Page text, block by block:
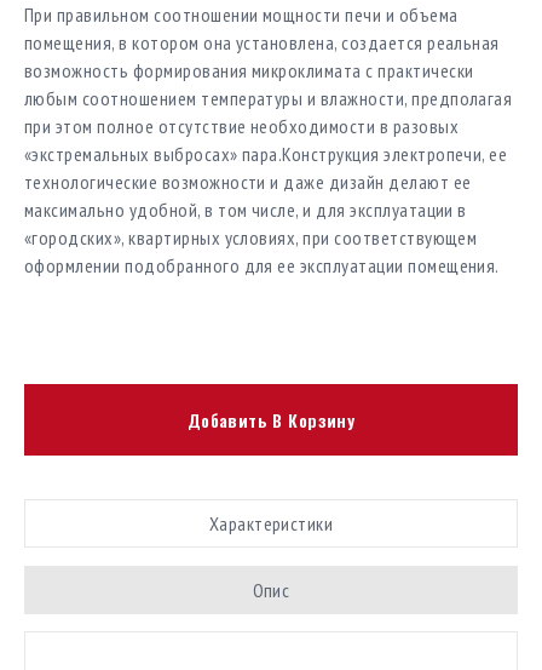
При правильном соотношении мощности печи и объема
помещения, в котором она установлена, создается реальная
возможность формирования микроклимата с практически
любым соотношением температуры и влажности, предполагая
при этом полное отсутствие необходимости в разовых
«экстремальных выбросах» пара.Конструкция электропечи, ее
технологические возможности и даже дизайн делают ее
максимально удобной, в том числе, и для эксплуатации в
«городских», квартирных условиях, при соответствующем
оформлении подобранного для ее эксплуатации помещения.
Добавить В Корзину
Характеристики
Опис